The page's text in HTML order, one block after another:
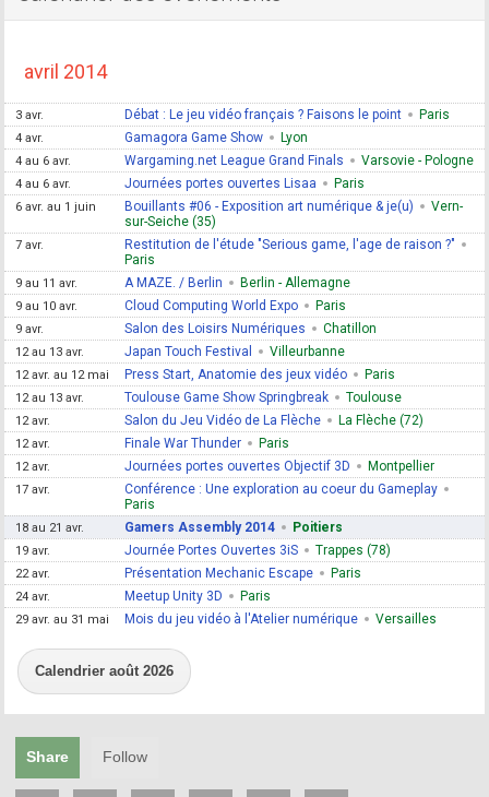
avril 2014
3 avr. Débat : Le jeu vidéo français ? Faisons le point Paris
4 avr. Gamagora Game Show Lyon
4 au 6 avr. Wargaming.net League Grand Finals Varsovie - Pologne
4 au 6 avr. Journées portes ouvertes Lisaa Paris
6 avr. au 1 juin Bouillants #06 - Exposition art numérique & je(u)
Vern-
sur-Seiche (35)
7 avr.
Restitution de l'étude "Serious game, l'age de raison ?"
Paris
9 au 11 avr. A MAZE. / Berlin Berlin - Allemagne
9 au 10 avr. Cloud Computing World Expo Paris
9 avr. Salon des Loisirs Numériques Chatillon
12 au 13 avr. Japan Touch Festival Villeurbanne
12 avr. au 12 mai Press Start, Anatomie des jeux vidéo Paris
12 au 13 avr. Toulouse Game Show Springbreak Toulouse
12 avr. Salon du Jeu Vidéo de La Flèche La Flèche (72)
12 avr. Finale War Thunder Paris
12 avr. Journées portes ouvertes Objectif 3D Montpellier
17 avr.
Conférence : Une exploration au coeur du Gameplay
Paris
18 au 21 avr. Gamers Assembly 2014 Poitiers
19 avr. Journée Portes Ouvertes 3iS Trappes (78)
22 avr. Présentation Mechanic Escape Paris
24 avr. Meetup Unity 3D Paris
29 avr. au 31 mai Mois du jeu vidéo à l'Atelier numérique Versailles
Calendrier août 2026
Share Follow